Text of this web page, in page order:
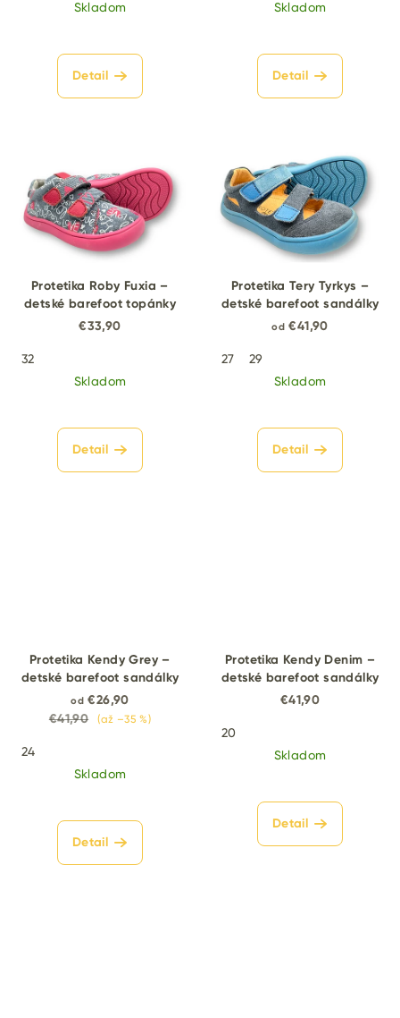
Skladom
Detail
Skladom
Detail
Protetika Roby Fuxia –
detské barefoot topánky
€33,90
32
Skladom
Detail
Protetika Tery Tyrkys –
detské barefoot sandálky
od €41,90
27
29
Skladom
Detail
Protetika Kendy Grey –
detské barefoot sandálky
od €26,90
€41,90
(až –35 %)
24
Skladom
Detail
Protetika Kendy Denim –
detské barefoot sandálky
€41,90
20
Skladom
Detail